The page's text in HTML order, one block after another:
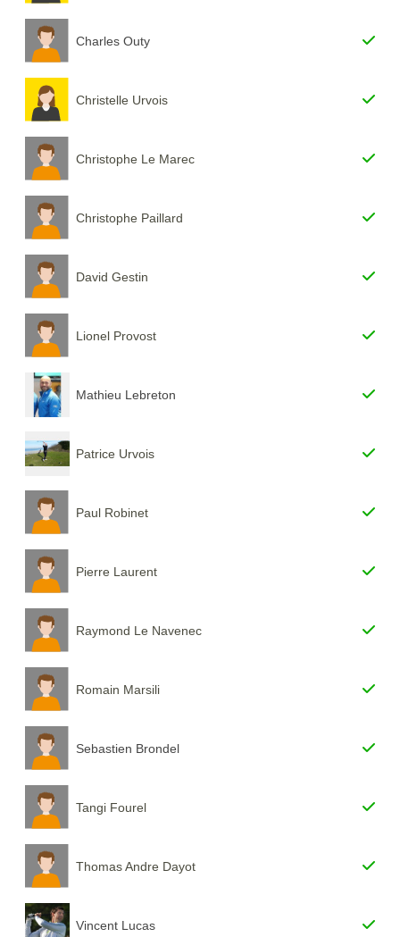
Charles Outy
Christelle Urvois
Christophe Le Marec
Christophe Paillard
David Gestin
Lionel Provost
Mathieu Lebreton
Patrice Urvois
Paul Robinet
Pierre Laurent
Raymond Le Navenec
Romain Marsili
Sebastien Brondel
Tangi Fourel
Thomas Andre Dayot
Vincent Lucas